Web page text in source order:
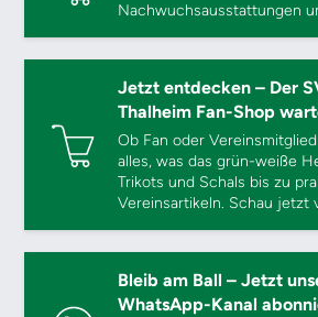
Nachwuchsausstattungen
Jetzt entdecken – Der
Thalheim Fan-Shop
Ob Fan oder
alles, was das grün-weiße
Trikots und Schals bis zu
Vereinsartikeln. Schau jetzt
Bleib am Ball – Jetzt
WhatsApp-Kanal